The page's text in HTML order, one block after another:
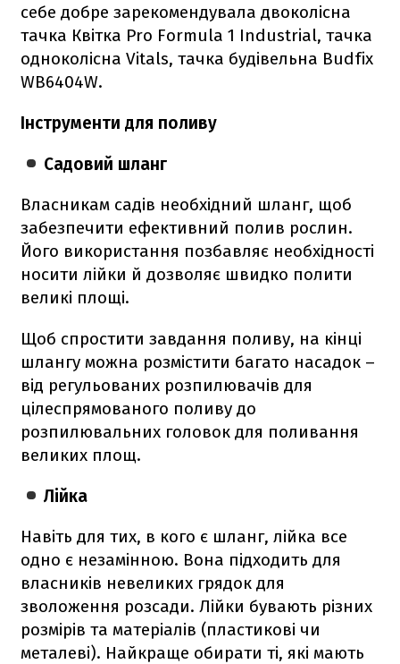
себе добре зарекомендувала двоколісна
тачка Квітка Pro Formula 1 Industrial, тачка
одноколісна Vitals, тачка будівельна Budfix
WB6404W.
Інструменти для поливу
Садовий шланг
Власникам садів необхідний шланг, щоб
забезпечити ефективний полив рослин.
Його використання позбавляє необхідності
носити лійки й дозволяє швидко полити
великі площі.
Щоб спростити завдання поливу, на кінці
шлангу можна розмістити багато насадок –
від регульованих розпилювачів для
цілеспрямованого поливу до
розпилювальних головок для поливання
великих площ.
Лійка
Навіть для тих, в кого є шланг, лійка все
одно є незамінною. Вона підходить для
власників невеликих грядок для
зволоження розсади. Лійки бувають різних
розмірів та матеріалів (пластикові чи
металеві). Найкраще обирати ті, які мають